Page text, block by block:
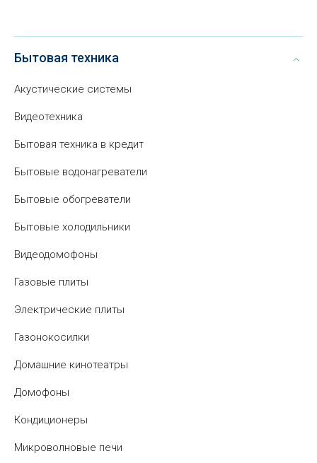
Бытовая техника
Акустические системы
Видеотехника
Бытовая техника в кредит
Бытовые водонагреватели
Бытовые обогреватели
Бытовые холодильники
Видеодомофоны
Газовые плиты
Электрические плиты
Газонокосилки
Домашние кинотеатры
Домофоны
Кондиционеры
Микроволновые печи